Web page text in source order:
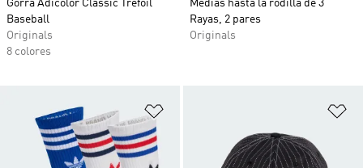
Gorra Adicolor Classic Trefoil
Baseball
Originals
8 colores
Medias hasta la rodilla de 3
Rayas, 2 pares
Originals